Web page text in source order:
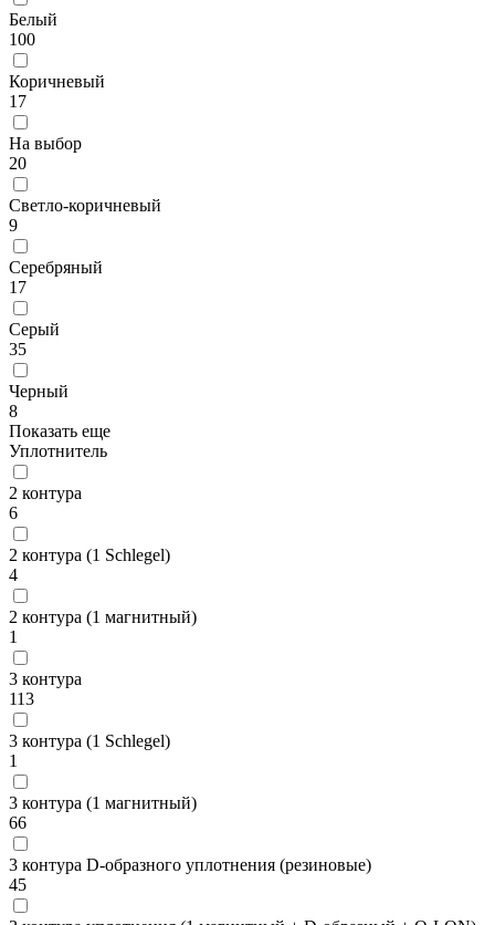
Белый
100
Коричневый
17
На выбор
20
Светло-коричневый
9
Серебряный
17
Серый
35
Черный
8
Показать еще
Уплотнитель
2 контура
6
2 контура (1 Schlegel)
4
2 контура (1 магнитный)
1
3 контура
113
3 контура (1 Schlegel)
1
3 контура (1 магнитный)
66
3 контура D-образного уплотнения (резиновые)
45